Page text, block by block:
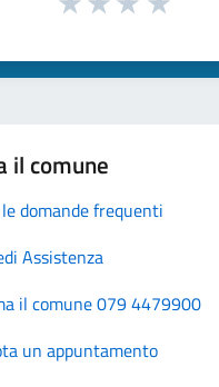
il comune
domande frequenti
Assistenza
il comune 079 4479900
un appuntamento